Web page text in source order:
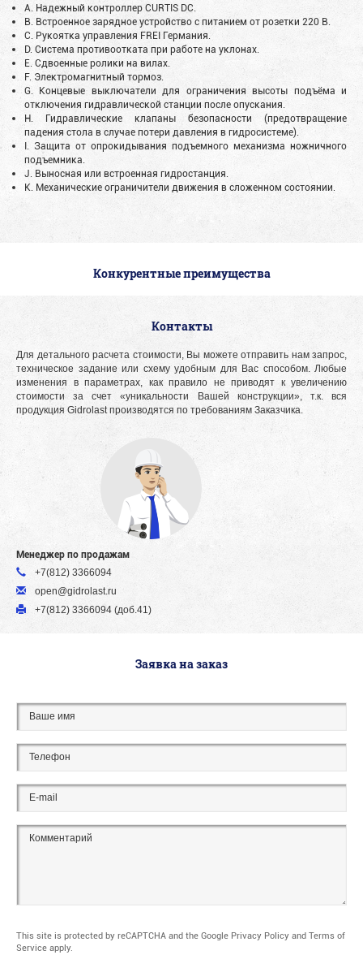
A. Надежный контроллер CURTIS DC.
B. Встроенное зарядное устройство с питанием от розетки 220 В.
C. Рукоятка управления FREI Германия.
D. Система противоотката при работе на уклонах.
E. Сдвоенные ролики на вилах.
F. Электромагнитный тормоз.
G. Концевые выключатели для ограничения высоты подъёма и
отключения гидравлической станции после опускания.
H. Гидравлические клапаны безопасности (предотвращение
падения стола в случае потери давления в гидросистеме).
I. Защита от опрокидывания подъемного механизма ножничного
подъемника.
J. Выносная или встроенная гидростанция.
K. Механические ограничители движения в сложенном состоянии.
Конкурентные преимущества
Контакты
Для детального расчета стоимости, Вы можете отправить нам запрос,
техническое задание или схему удобным для Вас способом. Любые
изменения в параметрах, как правило не приводят к увеличению
стоимости за счет «уникальности Вашей конструкции», т.к. вся
продукция Gidrolast производятся по требованиям Заказчика.
Менеджер по продажам
+7(812) 3366094
open@gidrolast.ru
+7(812) 3366094 (доб.41)
Заявка на заказ
This site is protected by reCAPTCHA and the Google Privacy Policy and Terms of
Service apply.